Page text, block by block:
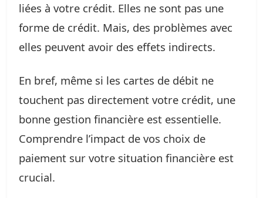
liées à votre crédit. Elles ne sont pas une
forme de crédit. Mais, des problèmes avec
elles peuvent avoir des effets indirects.
En bref, même si les cartes de débit ne
touchent pas directement votre crédit, une
bonne gestion financière est essentielle.
Comprendre l’impact de vos choix de
paiement sur votre situation financière est
crucial.